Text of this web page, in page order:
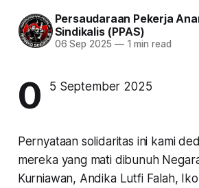
Persaudaraan Pekerja
Sindikalis (PPAS)
06 Sep 2025 —1 min read
0 5 September 2025
Pernyataan solidaritas ini kami
mereka yang mati dibunuh
Kurniawan, Andika Lutfi Falah,